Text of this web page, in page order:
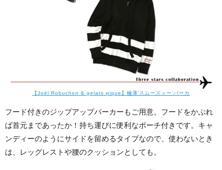
【Joël Robuchon & gelato pique】極薄’スムーズィー’パーカ
フード付きのジップアップパーカーもご用意。フードをかぶれ
ば首元まであったか！持ち運びに便利なポーチ付きです。キャ
ンディーのようにサイドを留めるタイプなので、使わないとき
は、レッグレストや腰のクッションとしても。